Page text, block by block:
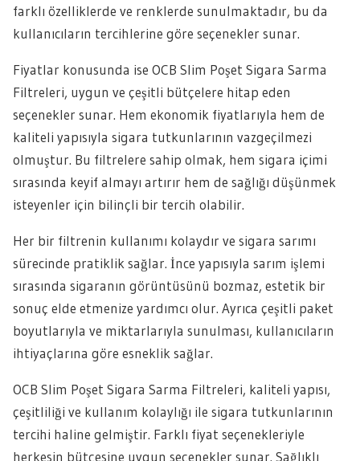
farklı özelliklerde ve renklerde sunulmaktadır, bu da
kullanıcıların tercihlerine göre seçenekler sunar.
Fiyatlar konusunda ise OCB Slim Poşet Sigara Sarma
Filtreleri, uygun ve çeşitli bütçelere hitap eden
seçenekler sunar. Hem ekonomik fiyatlarıyla hem de
kaliteli yapısıyla sigara tutkunlarının vazgeçilmezi
olmuştur. Bu filtrelere sahip olmak, hem sigara içimi
sırasında keyif almayı artırır hem de sağlığı düşünmek
isteyenler için bilinçli bir tercih olabilir.
Her bir filtrenin kullanımı kolaydır ve sigara sarımı
sürecinde pratiklik sağlar. İnce yapısıyla sarım işlemi
sırasında sigaranın görüntüsünü bozmaz, estetik bir
sonuç elde etmenize yardımcı olur. Ayrıca çeşitli paket
boyutlarıyla ve miktarlarıyla sunulması, kullanıcıların
ihtiyaçlarına göre esneklik sağlar.
OCB Slim Poşet Sigara Sarma Filtreleri, kaliteli yapısı,
çeşitliliği ve kullanım kolaylığı ile sigara tutkunlarının
tercihi haline gelmiştir. Farklı fiyat seçenekleriyle
herkesin bütçesine uygun seçenekler sunar. Sağlıklı